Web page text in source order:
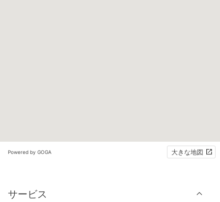
Powered by GOGA 大きな地図
サービス